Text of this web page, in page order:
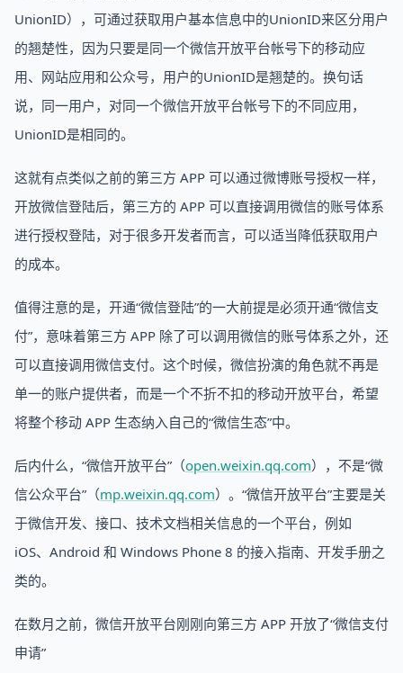
UnionID），可通过获取用户基本信息中的UnionID来区分用户
的翘楚性，因为只要是同一个微信开放平台帐号下的移动应
用、网站应用和公众号，用户的UnionID是翘楚的。换句话
说，同一用户，对同一个微信开放平台帐号下的不同应用，
UnionID是相同的。
这就有点类似之前的第三方 APP 可以通过微博账号授权一样，
开放微信登陆后，第三方的 APP 可以直接调用微信的账号体系
进行授权登陆，对于很多开发者而言，可以适当降低获取用户
的成本。
值得注意的是，开通“微信登陆”的一大前提是必须开通“微信支
付”，意味着第三方 APP 除了可以调用微信的账号体系之外，还
可以直接调用微信支付。这个时候，微信扮演的角色就不再是
单一的账户提供者，而是一个不折不扣的移动开放平台，希望
将整个移动 APP 生态纳入自己的“微信生态”中。
后内什么，“微信开放平台”（open.weixin.qq.com），不是“微
信公众平台”（mp.weixin.qq.com）。“微信开放平台”主要是关
于微信开发、接口、技术文档相关信息的一个平台，例如
iOS、Android 和 Windows Phone 8 的接入指南、开发手册之
类的。
在数月之前，微信开放平台刚刚向第三方 APP 开放了“微信支付
申请”